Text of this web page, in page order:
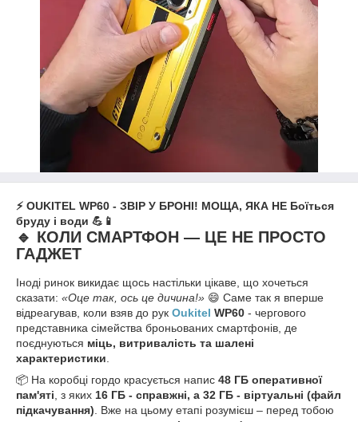
⚡ OUKITEL WP60 - ЗВІР У БРОНІ! МОЩА, ЯКА НЕ Боїться
бруду і води 💪📱
🔹 КОЛИ СМАРТФОН — ЦЕ НЕ ПРОСТО
ГАДЖЕТ
Іноді ринок викидає щось настільки цікаве, що хочеться
сказати: «Оце так, ось це дичина!» 😄 Саме так я вперше
відреагував, коли взяв до рук Oukitel WP60 - чергового
представника сімейства броньованих смартфонів, де
поєднуються міць, витривалість та шалені
характеристики
📦 На коробці гордо красується напис 48 ГБ оперативної
пам'яті , з яких 16 ГБ - справжні, а 32 ГБ - віртуальні (файл
підкачування) . Вже на цьому етапі розумієш – перед тобою